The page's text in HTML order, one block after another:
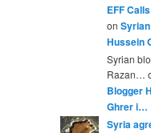
EFF
on
Hussein
Syrian
Razan…
Blogger
Ghrer i…
Syria